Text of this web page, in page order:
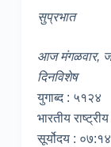
सुप्रभात
आज मंगळवार,
दिनविशेष
युगाब्द : ५१२४
भारतीय
सूर्योदय :